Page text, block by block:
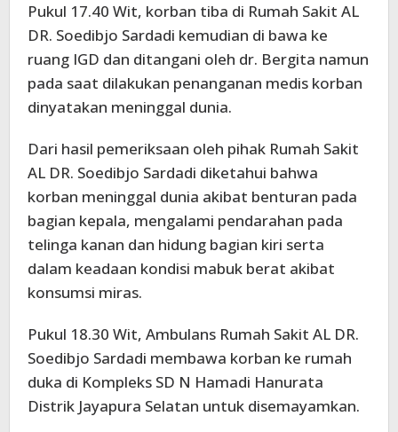
Pukul 17.40 Wit, korban tiba di Rumah Sakit AL
DR. Soedibjo Sardadi kemudian di bawa ke
ruang IGD dan ditangani oleh dr. Bergita namun
pada saat dilakukan penanganan medis korban
dinyatakan meninggal dunia.
Dari hasil pemeriksaan oleh pihak Rumah Sakit
AL DR. Soedibjo Sardadi diketahui bahwa
korban meninggal dunia akibat benturan pada
bagian kepala, mengalami pendarahan pada
telinga kanan dan hidung bagian kiri serta
dalam keadaan kondisi mabuk berat akibat
konsumsi miras.
Pukul 18.30 Wit, Ambulans Rumah Sakit AL DR.
Soedibjo Sardadi membawa korban ke rumah
duka di Kompleks SD N Hamadi Hanurata
Distrik Jayapura Selatan untuk disemayamkan.